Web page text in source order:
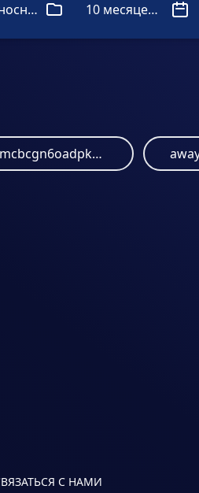
Вредоносный 10 месяцев назад
bafkreiemcbcgn6oadpk6xngfa2g4tnuxdna4xuh5xfnukf3q3bmxofakpq.ipfs.dweb.link
С НАМИ